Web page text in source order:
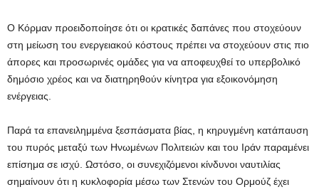
Ο Κόρμαν προειδοποίησε ότι οι κρατικές δαπάνες που στοχεύουν
στη μείωση του ενεργειακού κόστους πρέπει να στοχεύουν στις πιο
άπορες και προσωρινές ομάδες για να αποφευχθεί το υπερβολικό
δημόσιο χρέος και να διατηρηθούν κίνητρα για εξοικονόμηση
ενέργειας.
Παρά τα επανειλημμένα ξεσπάσματα βίας, η κηρυγμένη κατάπαυση
του πυρός μεταξύ των Ηνωμένων Πολιτειών και του Ιράν παραμένει
επίσημα σε ισχύ. Ωστόσο, οι συνεχιζόμενοι κίνδυνοι ναυτιλίας
σημαίνουν ότι η κυκλοφορία μέσω των Στενών του Ορμούζ έχει